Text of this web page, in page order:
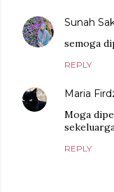
Sunah
semoga
REPLY
Maria
Moga
REPLY